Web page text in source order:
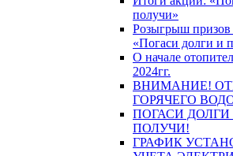
получи»
Розыгрыш призов
«Погаси долги и
О начале
2024гг.
ВНИМАНИЕ!
ГОРЯЧЕГО
ПОГАСИ
ПОЛУЧИ!
ГРАФИК